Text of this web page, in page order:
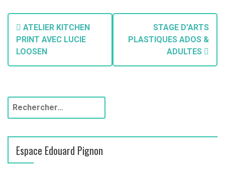
ATELIER KITCHEN
PRINT AVEC LUCIE
LOOSEN
STAGE D’ARTS
PLASTIQUES ADOS &
ADULTES
Espace Edouard Pignon